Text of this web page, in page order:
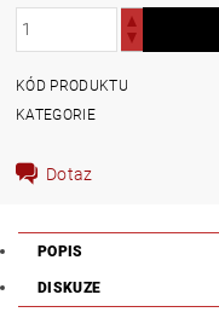
KÓD PRODUKTU
KATEGORIE
Dotaz
POPIS
DISKUZE